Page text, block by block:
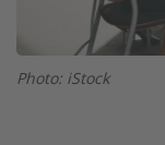
Photo: iStock